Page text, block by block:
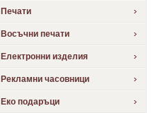
Печати
Восъчни печати
Електронни изделия
Рекламни часовници
Еко подаръци